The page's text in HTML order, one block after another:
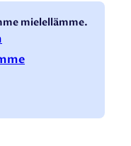
mielellämme.